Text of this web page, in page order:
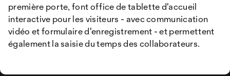
première porte, font office de tablette d'accueil
interactive pour les visiteurs - avec communication
vidéo et formulaire d'enregistrement - et permettent
également la saisie du temps des collaborateurs.